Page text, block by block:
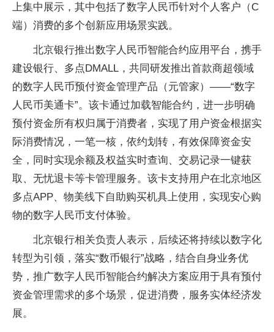
上集中展示，其中包括了数字人民币针对个人客户（C
端）消费的多个创新应用场景实践。
北京银行推出数字人民币智能合约应用平台，携手
建设银行、多点DMALL，共同研发推出首款商超领域
的数字人民币预付资金管理产品（元管家）——“数字
人民币美通卡”。该卡通过加载智能合约，进一步明确
预付资金所有权归属于消费者，实现了用户资金根据实
际消费情况，一笔一核，依约划转，有效保障资金安
全，同时实现余额及权益实时查询、交易记录一键获
取、无忧退卡等卡管理服务。该卡支持用户在北京地区
多点APP、物美线下自助购买机具上使用，实现安心购
物的数字人民币支付体验。
北京银行相关负责人表示，后续还将持续以数字化
转型为引领，落实“数币银行”战略，结合自身业务优
势，推广数字人民币智能合约解决方案应用于具有预付
资金管理需求的多个场景，促进消费，服务实体经济发
展。